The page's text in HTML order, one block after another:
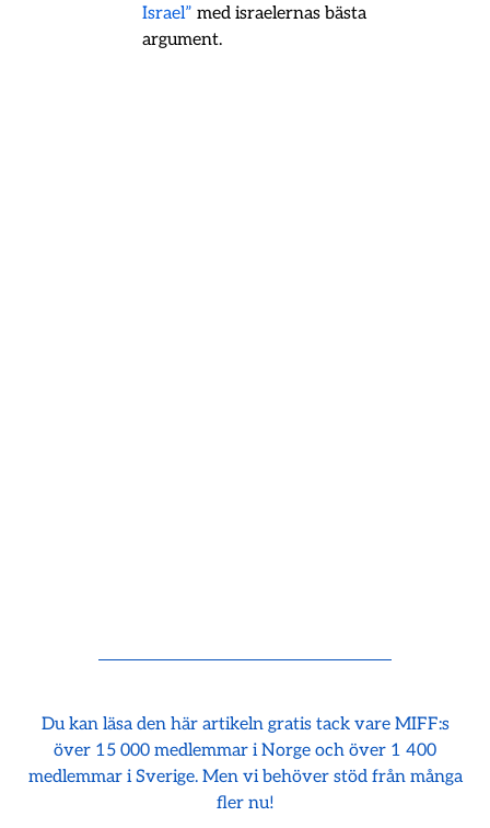
Israel” med israelernas bästa
argument.
Du kan läsa den här artikeln gratis tack vare MIFF:s
över 15 000 medlemmar i Norge och över 1 400
medlemmar i Sverige. Men vi behöver stöd från många
fler nu!